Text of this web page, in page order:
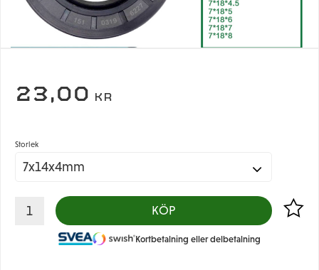
23,00 KR
Storlek
KÖP Lägg
Kortbetalning eller delbetalning